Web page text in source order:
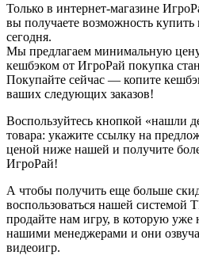
Только в интернет-магазине
вы получаете возможность
сегодня.
Мы предлагаем минимальную
кешбэком от ИгроРай покупка
Покупайте сейчас — копите
ваших следующих заказов!
Воспользуйтесь кнопкой «нашли
товара: укажите ссылку на
ценой ниже нашей и получите
ИгроРай!
А чтобы получить еще больше
воспользоваться нашей
продайте нам игру, в которую уже
нашими менеджерами и они
видеоигр.